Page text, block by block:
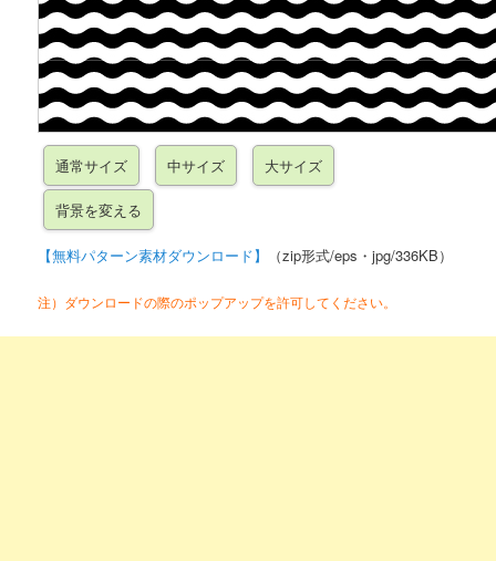
【無料パターン素材ダウンロード】 （zip形式/eps・jpg/336KB）
注）ダウンロードの際のポップアップを許可してください。